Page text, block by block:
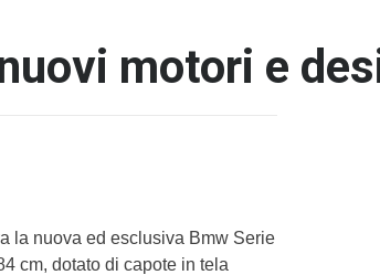
motori e
la nuova ed esclusiva Bmw Serie
cm, dotato di capote in tela